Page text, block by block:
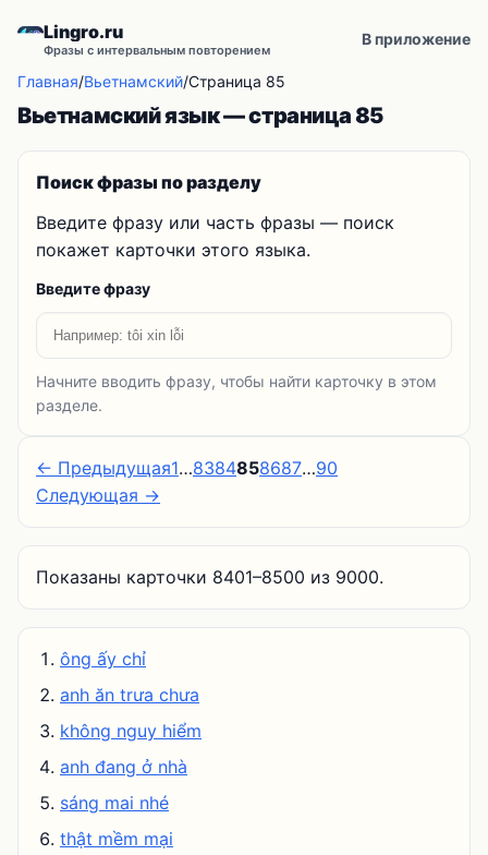
Lingro.ru
Фразы с интервальным повторением
В приложение
Главная/Вьетнамский/Страница 85
Вьетнамский язык — страница 85
Поиск фразы по разделу
Введите фразу или часть фразы — поиск
покажет карточки этого языка.
Введите фразу
Начните вводить фразу, чтобы найти карточку в этом
разделе.
← Предыдущая1…8384858687…90
Следующая →
Показаны карточки 8401–8500 из 9000.
ông ấy chỉ
anh ăn trưa chưa
không nguy hiểm
anh đang ở nhà
sáng mai nhé
thật mềm mại